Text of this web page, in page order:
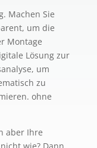
Machen Sie
um die
Montage
Lösung zur
um
zu
ohne
aber Ihre